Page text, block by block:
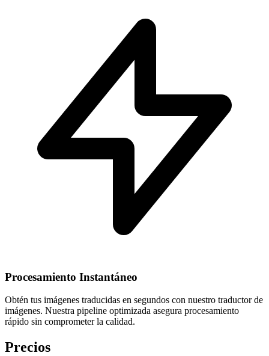
Procesamiento Instantáneo
Obtén tus imágenes traducidas en segundos con nuestro traductor de
imágenes. Nuestra pipeline optimizada asegura procesamiento
rápido sin comprometer la calidad.
Precios